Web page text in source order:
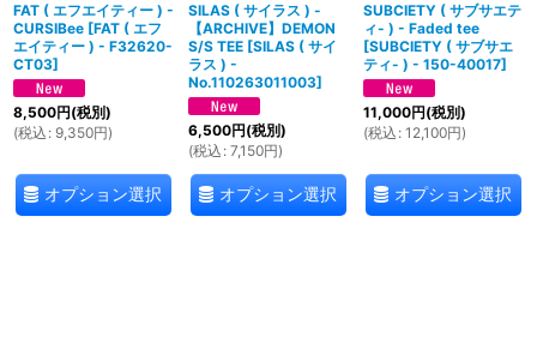
FAT ( エフエイティー ) -
CURSIBee [FAT ( エフ
エイティー ) - F32620-
CT03]
8,500円(税別)
(税込 : 9,350円)
オプション選択
SILAS ( サイラス ) -
【ARCHIVE】DEMON
S/S TEE [SILAS ( サイ
ラス ) -
No.110263011003]
6,500円(税別)
(税込 : 7,150円)
オプション選択
SUBCIETY ( サブサエテ
ィ- ) - Faded tee
[SUBCIETY ( サブサエ
ティ- ) - 150-40017]
11,000円(税別)
(税込 : 12,100円)
オプション選択